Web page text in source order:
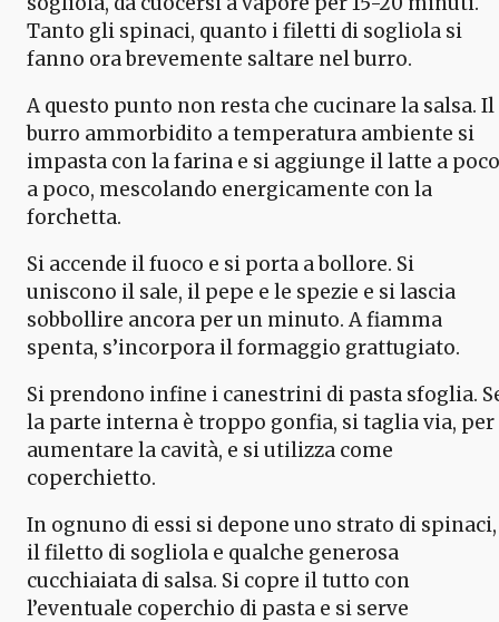
Tanto gli spinaci, quanto i filetti di sogliola si
fanno ora brevemente saltare nel burro.
A questo punto non resta che cucinare la salsa. Il
burro ammorbidito a temperatura ambiente si
impasta con la farina e si aggiunge il latte a poco
a poco, mescolando energicamente con la
forchetta.
Si accende il fuoco e si porta a bollore. Si
uniscono il sale, il pepe e le spezie e si lascia
sobbollire ancora per un minuto. A fiamma
spenta, s’incorpora il formaggio grattugiato.
Si prendono infine i canestrini di pasta sfoglia.
la parte interna è troppo gonfia, si taglia via, per
aumentare la cavità, e si utilizza come
coperchietto.
In ognuno di essi si depone uno strato di spinaci,
il filetto di sogliola e qualche generosa
cucchiaiata di salsa. Si copre il tutto con
l’eventuale coperchio di pasta e si serve